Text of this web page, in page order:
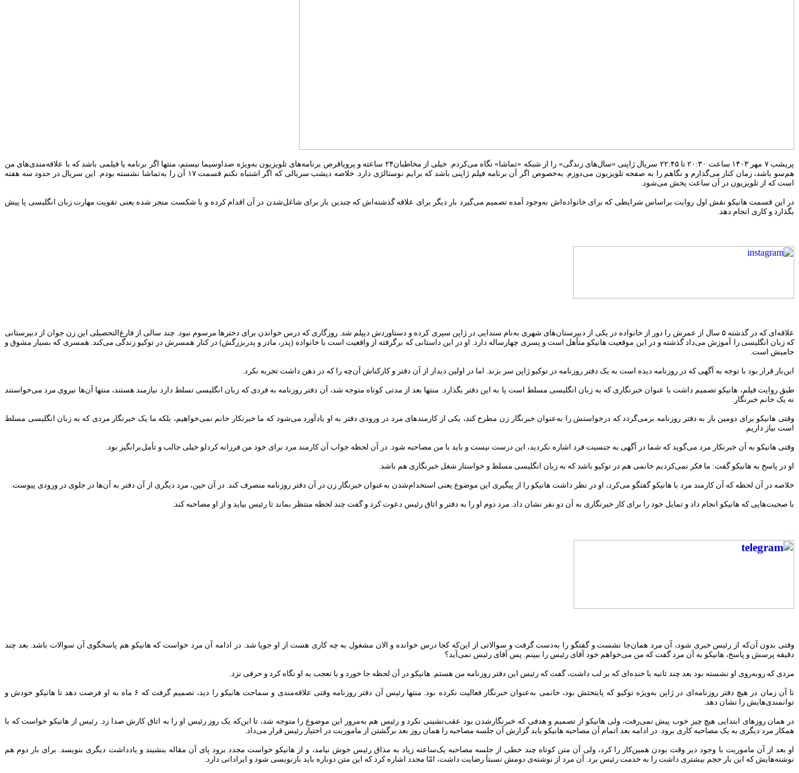
پریشب ۷ مهر ۱۴۰۳ ساعت ۲۰:۳۰ تا ۲۲:۴۵ سریال ژاپنی «سال‌های زندگی» را از شبکه «تماشا» نگاه می‌کردم. خیلی از مخاطبان۲۴ ساعته و پروپاقرص برنامه‌های تلویزیون به‌ویژه صدا‌وسیما نیستم، منتها اگر برنامه یا فیلمی باشد که با علاقه‌مندی‌های من
هم‌سو باشد، زمان کنار می‌گذارم و نگاهم را به صفحه تلویزیون می‌دوزم. به‌خصوص اگر آن برنامه فیلم ژاپنی باشد که برایم نوستالژی دارد. خلاصه دیشب سریالی که اگر اشتباه نکنم قسمت ۱۷ آن را به‌تماشا نشسته بودم. این سریال در حدود سه هفته
است که از تلویزیون در آن ساعت پخش می‌شود.
در این قسمت هانیکو نقش اول روایت براساس شرایطی که برای خانواده‌اش به‌وجود آمده تصمیم می‌گیرد بار دیگر برای علاقه ‌گذشته‌اش که چندین بار برای شاغل‌شدن در آن اقدام‌ کرده و با شکست منجر شده یعنی تقویت مهارت زبان انگلیسی پا پیش
بگذارد و کاری انجام دهد.
علاقه‌ای که در گذشته ۵ سال از عمرش را دور از خانواده در یکی از دبیرستان‌های شهری به‌نام سندایی در ژاپن سپری کرده و دستاوردش دیپلم شد. روزگاری که درس خواندن برای دخترها مرسوم نبود. چند سالی از فارغ‌التحصیلی این زن جوان از دبیرستانی
که زبان انگلیسی را آموزش می‌داد گذشته و در این موقعیت هانیکو متأهل است و پسری چهارساله دارد. او در این داستانی که برگرفته از واقعیت است با خانواده (پدر، مادر و پدربزرگش) در کنار همسرش در توکیو زندگی می‌کند. همسری که بسیار مشوق و
حامیش است.
این‌بار قرار بود با توجه به آگهی که در روزنامه دیده است به یک دفتر روزنامه در توکیو ژاپن سر بزند. اما در اولین دیدار از آن دفتر و کارکناش آن‌چه را که در ذهن داشت تجربه نکرد.
طبق روایت فیلم، هانیکو تصمیم داشت با عنوان خبرنگاری که به زبان انگلیسی مسلط است پا به این دفتر بگذارد. منتها بعد از مدتی کوتاه متوجه شد، آن دفتر روزنامه به فردی که زبان انگلیسی تسلط دارد نیازمند هستند، منتها آن‌ها نیروی مرد می‌خواستند
نه یک خانم خبرنگار.
وقتی هانیکو برای دومین بار به دفتر روزنامه برمی‌گردد که درخواستش را به‌عنوان خبرنگار زن مطرح کند، یکی از کارمندهای مرد در ورودی دفتر به او یادآورد می‌شود که ما خبرنکار خانم نمی‌خواهیم، بلکه ما یک خبرنگار مردی که به زبان انگلیسی مسلط
است نیاز داریم.
وقتی هانیکو به آن خبرنکار مرد می‌گوید که شما در آگهی به جنسیت فرد اشاره نکردید، این درست نیست و باید با من مصاحبه شود. در آن لحظه جواب آن کارمند مرد برای خود من فرزانه کردلو خیلی جالب و تأمل‌برانگیز بود.
او در پاسخ به هانیکو گفت: ما فکر نمی‌کردیم خانمی هم در توکیو باشد که به زبان انگلیسی مسلط و خواستار شغل خبرنگاری هم باشد.
خلاصه در آن لحظه که آن کارمند مرد با هانیکو گفتگو می‌کرد، او در نظر داشت هانیکو را از پیگیری این موضوع یعنی استخدام‌شدن به‌عنوان خبرنگار زن در آن دفتر روزنامه منصرف کند. در آن حین، مرد دیگری از آن دفتر به آن‌ها در جلوی در ورودی پیوست.
با صحبت‌هایی که هانیکو انجام داد و تمایل خود را برای کار خبرنگاری به آن‌ دو نفر نشان داد. مرد دوم او را به دفتر و اتاق رئیس دعوت کرد و گفت چند لحظه منتظر بماند تا رئیس بیاید و از او مصاحبه کند.
وقتی بدون آن‌که از رئیس خبری شود، آن مرد همان‌جا نشست و گفتگو را به‌دست گرفت و سوالاتی از این‌که کجا درس خوانده و الان مشغول به چه کاری هست از او جویا شد. در ادامه آن مرد خواست که هانیکو هم پاسخگوی آن سوالات باشد. بعد چند
دقیقه پرسش و پاسخ، هانیکو به آن مرد گفت که من می‌خواهم خود آقای رئیس را ببینم. پس آقای رئیس نمی‌آید؟
مردی که روبه‌روی او نشسته بود بعد چند ثانیه با خنده‌ای که بر لب داشت، گفت که رئیس این دفتر روزنامه من هستم. هانیکو در آن لحظه جا خورد و با تعجب به او نگاه کرد و حرفی نزد.
تا آن زمان در هیچ دفتر روزنامه‌ای در ژاپن به‌ویژه توکیو که پایتختش بود، خانمی به‌عنوان خبرنگار فعالیت نکرده بود. منتها رئیس آن دفتر روزنامه وقتی علاقه‌مندی و سماجت هانیکو را دید، تصمیم گرفت که ۶ ماه به او فرصت دهد تا هانیکو خودش و
توانمندی‌هایش را نشان دهد.
در همان روزهای ابتدایی هیچ چیز خوب پیش نمی‌رفت، ولی هانیکو از تصمیم و هدفی که خبرنگار‌شدن بود عقب‌نشینی نکرد و رئیس هم به‌مرور این موضوع را متوجه شد، تا این‌که یک روز رئیس او را به اتاق کارش صدا زد. رئیس از هانیکو خواست که با
همکار مرد دیگری به یک مصاحبه کاری برود. در ادامه بعد اتمام آن مصاحبه هانیکو باید گزارش آن جلسه مصاحبه را همان روز بعد برگشتن از ماموریت در اختیار رئیس قرار می‌داد.
او بعد از آن ماموریت با وجود دیر وقت بودن همین‌کار را کرد، ولی آن متن کوتاه چند خطی از جلسه مصاحبه یک‌ساعته زیاد به مذاق رئیس خوش نیامد، و از هانیکو خواست مجدد برود پای آن مقاله بنشیند و یادداشت دیگری بنویسد. برای بار دوم هم
نوشته‌هایش که این بار حجم بیشتری داشت را به خدمت رئیس برد. آن مرد از نوشته‌ی دومش نسبتاَ رضایت داشت، امّا مجدد اشاره کرد که این متن دوباره باید بازنویسی شود و ایراداتی دارد.